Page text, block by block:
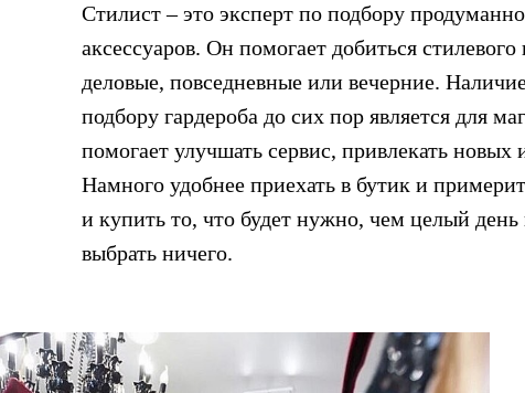
Стилист – это эксперт по подбору
аксессуаров. Он помогает добиться
деловые, повседневные или вечерние.
подбору гардероба до сих пор является для
помогает улучшать сервис, привлекать
Намного удобнее приехать в бутик и
и купить то, что будет нужно, чем целый
выбрать ничего.